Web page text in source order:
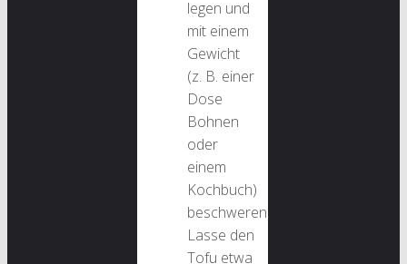
legen und
mit einem
Gewicht
(z. B. einer
Dose
Bohnen
oder
einem
Kochbuch)
beschweren.
Lasse den
Tofu etwa